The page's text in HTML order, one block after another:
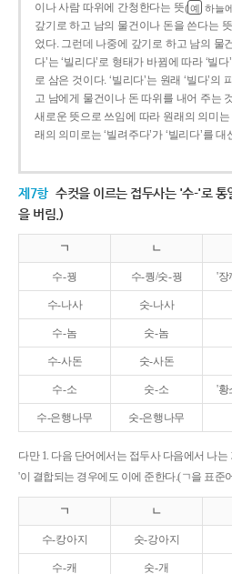
이나 사람 따위에 간청한다는 뜻( 예 하늘
갚기로 하고 남의 물건이나 돈을 쓴다는 뜻
었다. 그런데 나중에 갚기로 하고 남의 물
다’는 ‘빌리다’로 형태가 바뀜에 따라 ‘빌
로 삼은 것이다. ‘빌리다’는 원래 ‘빌다’
고 남에게 물건이나 돈 따위를 내어 주는
새로운 뜻으로 쓰임에 따라 원래의 의미
래의 의미로는 ‘빌려주다’가 ‘빌리다’를
제7항 수컷을 이르는 접두사는 '수-'로 통
을 버림.)
ㄱ ㄴ
수-꿩 수-퀑/숫-꿩 '장
수-나사 숫-나사
수-놈 숫-놈
수-사돈 숫-사돈
수-소 숫-소 '황
수-은행나무 숫-은행나무
다만 1. 다음 단어에서는 접두사 다음에서 나
'이 결합되는 경우에도 이에 준한다.(ㄱ을 표준
ㄱ ㄴ
수-캉아지 숫-강아지
수-캐 숫-개